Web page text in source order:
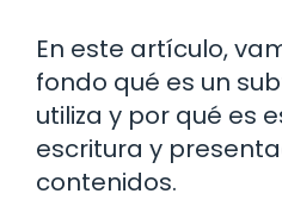
En este artículo,
fondo qué es un
utiliza y por qué es
escritura y
contenidos.